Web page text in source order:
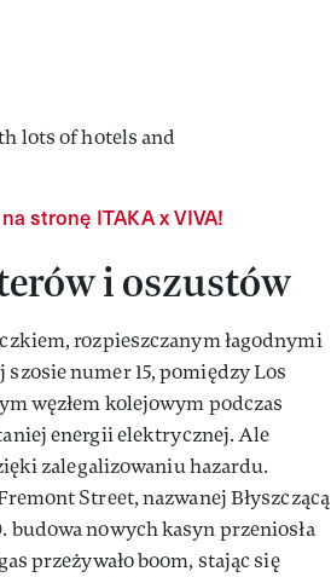
stronę ITAKA x VIVA!
i oszustów
rozpieszczanym łagodnymi
numer 15, pomiędzy Los
węzłem kolejowym podczas
energii elektrycznej. Ale
zalegalizowaniu hazardu.
Street, nazwanej Błyszczącą
nowych kasyn przeniosła
przeżywało boom, stając się